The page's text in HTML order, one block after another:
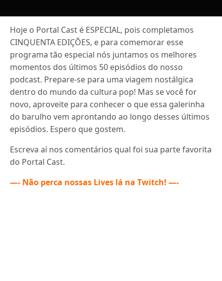
Hoje o Portal Cast é ESPECIAL, pois completamos
CINQUENTA EDIÇÕES, e para comemorar esse
programa tão especial nós juntamos os melhores
momentos dos últimos 50 episódios do nosso
podcast. Prepare-se para uma viagem nostálgica
dentro do mundo da cultura pop! Mas se você for
novo, aproveite para conhecer o que essa galerinha
do barulho vem aprontando ao longo desses últimos
episódios. Espero que gostem.
Escreva aí nos comentários qual foi sua parte favorita
do Portal Cast.
—- Não perca nossas Lives lá na Twitch! —-